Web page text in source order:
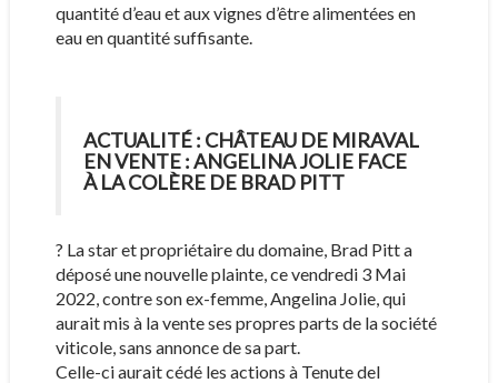
quantité d’eau et aux vignes d’être alimentées en
eau en quantité suffisante.
ACTUALITÉ : CHÂTEAU DE MIRAVAL
EN VENTE : ANGELINA JOLIE FACE
À LA COLÈRE DE BRAD PITT
? La star et propriétaire du domaine, Brad Pitt a
déposé une nouvelle plainte, ce vendredi 3 Mai
2022, contre son ex-femme, Angelina Jolie, qui
aurait mis à la vente ses propres parts de la société
viticole, sans annonce de sa part.
Celle-ci aurait cédé les actions à Tenute del